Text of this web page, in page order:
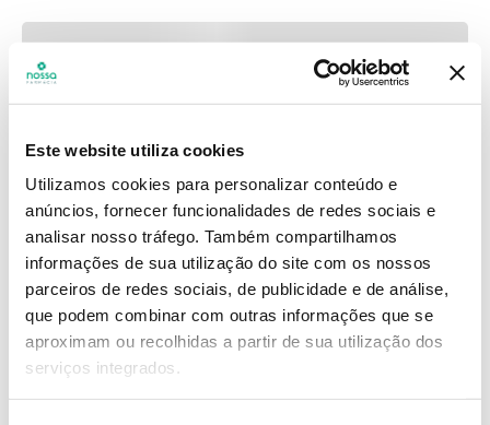
Este website utiliza cookies
Utilizamos cookies para personalizar conteúdo e
anúncios, fornecer funcionalidades de redes sociais e
analisar nosso tráfego. Também compartilhamos
informações de sua utilização do site com os nossos
parceiros de redes sociais, de publicidade e de análise,
que podem combinar com outras informações que se
aproximam ou recolhidas a partir de sua utilização dos
serviços integrados.